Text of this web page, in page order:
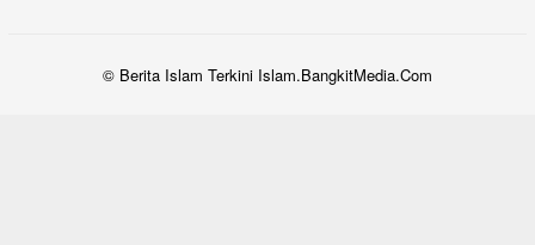
© Berita Islam Terkini Islam.BangkitMedia.Com